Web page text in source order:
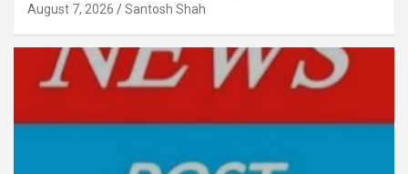
August 7, 2026 Santosh Shah